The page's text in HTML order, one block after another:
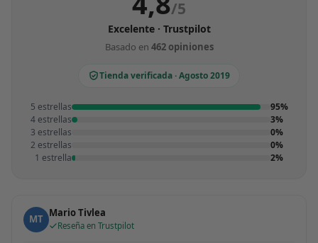
/5
Excelente · Trustpilot
Basado en 462 opiniones
Tienda verificada · Agosto 2019
5 estrellas
95%
4 estrellas
3%
3 estrellas
0%
2 estrellas
0%
1 estrella
2%
MT Mario Tivlea
Reseña en Trustpilot